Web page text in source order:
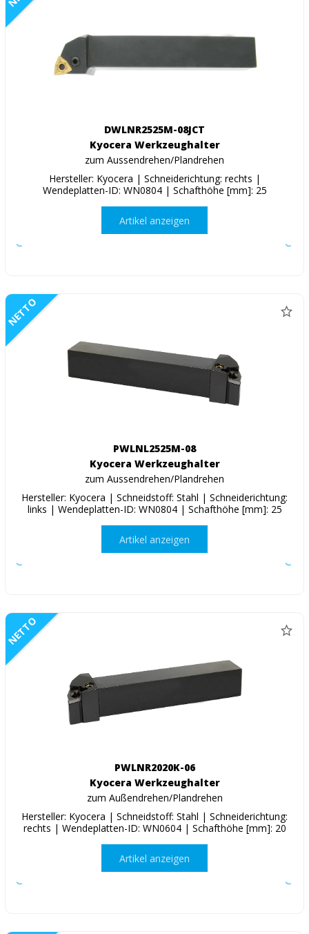
DWLNR2525M-08JCT
Kyocera Werkzeughalter
zum Aussendrehen/Plandrehen
Hersteller: Kyocera | Schneiderichtung: rechts |
Wendeplatten-ID: WN0804 | Schafthöhe [mm]: 25
Artikel anzeigen
NETTO
PWLNL2525M-08
Kyocera Werkzeughalter
zum Aussendrehen/Plandrehen
Hersteller: Kyocera | Schneidstoff: Stahl | Schneiderichtung:
links | Wendeplatten-ID: WN0804 | Schafthöhe [mm]: 25
Artikel anzeigen
NETTO
PWLNR2020K-06
Kyocera Werkzeughalter
zum Außendrehen/Plandrehen
Hersteller: Kyocera | Schneidstoff: Stahl | Schneiderichtung:
rechts | Wendeplatten-ID: WN0604 | Schafthöhe [mm]: 20
Artikel anzeigen